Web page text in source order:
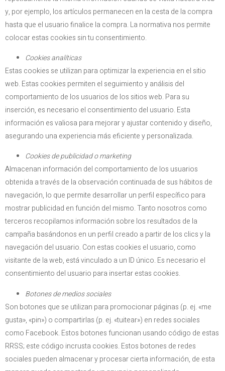
y, por ejemplo, los artículos permanecen en la cesta de la compra
hasta que el usuario finalice la compra. La normativa nos permite
colocar estas cookies sin tu consentimiento.
Cookies analíticas
Estas cookies se utilizan para optimizar la experiencia en el sitio
web. Estas cookies permiten el seguimiento y análisis del
comportamiento de los usuarios de los sitios web. Para su
inserción, es necesario el consentimiento del usuario. Esta
información es valiosa para mejorar y ajustar contenido y diseño,
asegurando una experiencia más eficiente y personalizada.
Cookies de publicidad o marketing
Almacenan información del comportamiento de los usuarios
obtenida a través de la observación continuada de sus hábitos de
navegación, lo que permite desarrollar un perfil específico para
mostrar publicidad en función del mismo. Tanto nosotros como
terceros recopilamos información sobre los resultados de la
campaña basándonos en un perfil creado a partir de los clics y la
navegación del usuario. Con estas cookies el usuario, como
visitante de la web, está vinculado a un ID único. Es necesario el
consentimiento del usuario para insertar estas cookies.
Botones de medios sociales
Son botones que se utilizan para promocionar páginas (p. ej. «me
gusta», «pin») o compartirlas (p. ej. «tuitear») en redes sociales
como Facebook. Estos botones funcionan usando código de estas
RRSS; este código incrusta cookies. Estos botones de redes
sociales pueden almacenar y procesar cierta información, de esta